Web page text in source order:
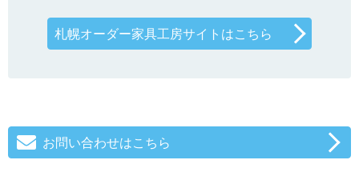
札幌オーダー家具工房サイトはこちら
お問い合わせはこちら